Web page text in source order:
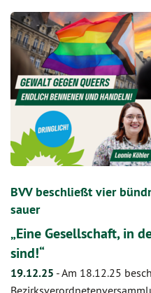
BVV beschließt vier
sauer
„Eine Gesellschaft, in
sind!“
19.12.25 -Am 18.12.25